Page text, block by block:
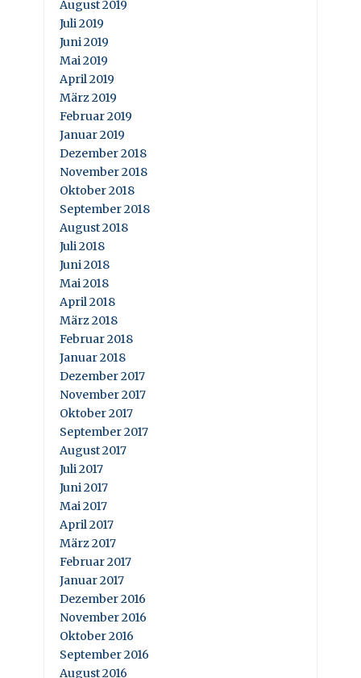
August 2019
Juli 2019
Juni 2019
Mai 2019
April 2019
März 2019
Februar 2019
Januar 2019
Dezember 2018
November 2018
Oktober 2018
September 2018
August 2018
Juli 2018
Juni 2018
Mai 2018
April 2018
März 2018
Februar 2018
Januar 2018
Dezember 2017
November 2017
Oktober 2017
September 2017
August 2017
Juli 2017
Juni 2017
Mai 2017
April 2017
März 2017
Februar 2017
Januar 2017
Dezember 2016
November 2016
Oktober 2016
September 2016
August 2016